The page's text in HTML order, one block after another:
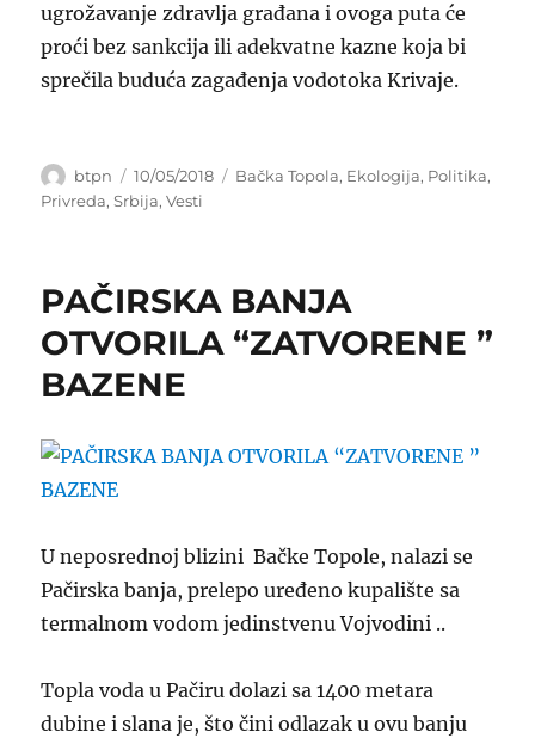
ugrožavanje zdravlja građana i ovoga puta će
proći bez sankcija ili adekvatne kazne koja bi
sprečila buduća zagađenja vodotoka Krivaje.
Author
btpn
Posted
on
10/05/2018 Categories
Bačka Topola, Ekologija, Politika,
Privreda,Srbija,Vesti
PAČIRSKA BANJA
OTVORILA “ZATVORENE ”
BAZENE
U neposrednoj blizini Bačke Topole, nalazi se
Pačirska banja, prelepo uređeno kupalište sa
termalnom vodom jedinstvenu Vojvodini ..
Topla voda u Pačiru dolazi sa 1400 metara
dubine i slana je, što čini odlazak u ovu banju